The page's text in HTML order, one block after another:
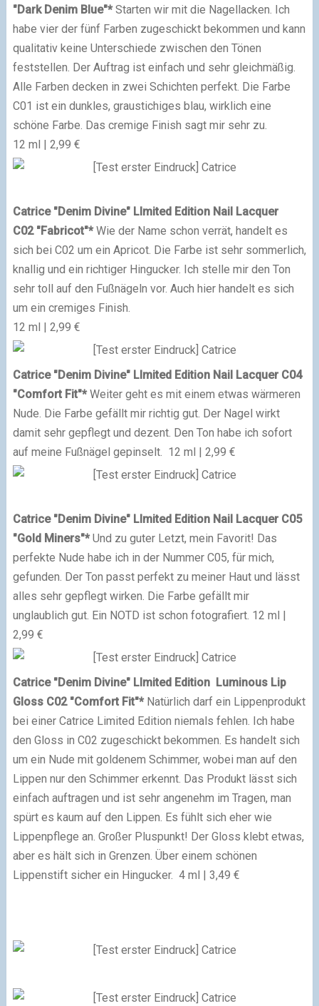
"Dark Denim Blue"*Starten wir mit die Nagellacken. Ich
habe vier der fünf Farben zugeschickt bekommen und kann
qualitativ keine Unterschiede zwischen den Tönen
feststellen. Der Auftrag ist einfach und sehr gleichmäßig.
Alle Farben decken in zwei Schichten perfekt. Die Farbe
C01 ist ein dunkles, graustichiges blau, wirklich eine
schöne Farbe. Das cremige Finish sagt mir sehr zu.
12 ml | 2,99 €
Catrice "Denim Divine" LImited Edition Nail Lacquer
C02 "Fabricot"* Wie der Name schon verrät, handelt es
sich bei C02 um ein Apricot. Die Farbe ist sehr sommerlich,
knallig und ein richtiger Hingucker. Ich stelle mir den Ton
sehr toll auf den Fußnägeln vor. Auch hier handelt es sich
um ein cremiges Finish.
12 ml | 2,99 €
Catrice "Denim Divine" LImited Edition Nail Lacquer C04
"Comfort Fit"* Weiter geht es mit einem etwas wärmeren
Nude. Die Farbe gefällt mir richtig gut. Der Nagel wirkt
damit sehr gepflegt und dezent. Den Ton habe ich sofort
auf meine Fußnägel gepinselt. 12 ml | 2,99 €
Catrice "Denim Divine" LImited Edition Nail Lacquer C05
"Gold Miners"* Und zu guter Letzt, mein Favorit! Das
perfekte Nude habe ich in der Nummer C05, für mich,
gefunden. Der Ton passt perfekt zu meiner Haut und lässt
alles sehr gepflegt wirken. Die Farbe gefällt mir
unglaublich gut. Ein NOTD ist schon fotografiert. 12 ml |
2,99 €
Catrice "Denim Divine" LImited Edition Luminous Lip
Gloss C02 "Comfort Fit"* Natürlich darf ein Lippenprodukt
bei einer Catrice Limited Edition niemals fehlen. Ich habe
den Gloss in C02 zugeschickt bekommen. Es handelt sich
um ein Nude mit goldenem Schimmer, wobei man auf den
Lippen nur den Schimmer erkennt. Das Produkt lässt sich
einfach auftragen und ist sehr angenehm im Tragen, man
spürt es kaum auf den Lippen. Es fühlt sich eher wie
Lippenpflege an. Großer Pluspunkt! Der Gloss klebt etwas,
aber es hält sich in Grenzen. Über einem schönen
Lippenstift sicher ein Hingucker. 4 ml | 3,49 €